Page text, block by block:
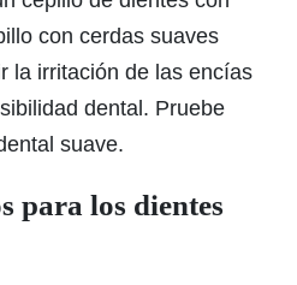
con cerdas suaves
la irritación de las encías
dental. Pruebe
suave.
para los dientes